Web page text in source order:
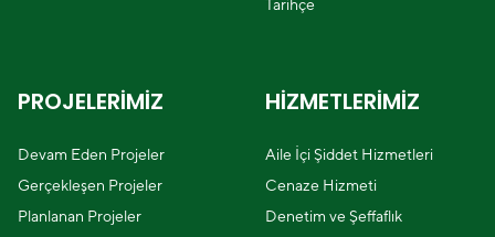
Tarihçe
PROJELERİMİZ
Devam Eden Projeler
Gerçekleşen Projeler
Planlanan Projeler
HİZMETLERİMİZ
Aile İçi Şiddet Hizmetleri
Cenaze Hizmeti
Denetim ve Şeffaflık